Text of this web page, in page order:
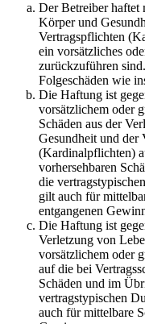
Der Betreiber haftet
Körper und
Vertragspflichten
ein vorsätzliches
zurückzuführen
Folgeschäden wie
Die Haftung ist
vorsätzlichem oder
Schäden aus der
Gesundheit und der
(Kardinalpflichten)
vorhersehbaren
die
gilt auch für
entgangenen
Die Haftung ist
Verletzung von
vorsätzlichem oder
auf die bei
Schäden und im
vertragstypischen
auch für mittelbare